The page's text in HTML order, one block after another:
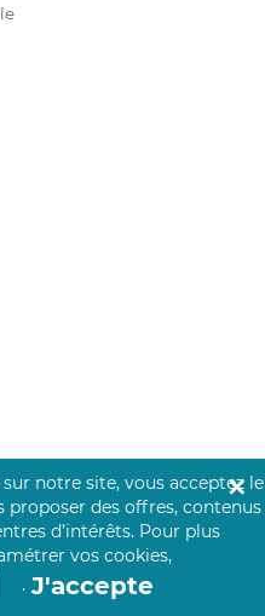
notre site, vous acceptez le
proposer des offres, contenus
d’intérêts. Pour plus
vos cookies,
. J'accepte
✕